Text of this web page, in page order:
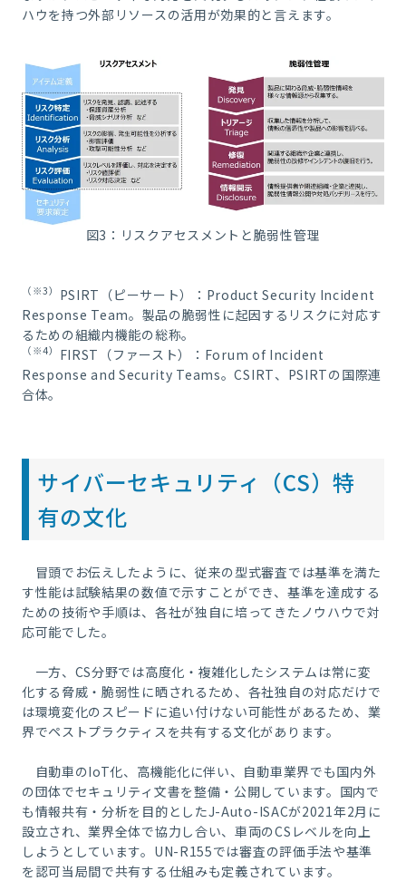
ハウを持つ外部リソースの活用が効果的と言えます。
図3：リスクアセスメントと脆弱性管理
（※3） PSIRT（ピーサート）：Product Security Incident
Response Team。製品の脆弱性に起因するリスクに対応す
るための組織内機能の総称。
（※4） FIRST（ファースト）：Forum of Incident
Response and Security Teams。CSIRT、PSIRTの国際連
合体。
サイバーセキュリティ（CS）特
有の文化
冒頭でお伝えしたように、従来の型式審査では基準を満た
す性能は試験結果の数値で示すことができ、基準を達成する
ための技術や手順は、各社が独自に培ってきたノウハウで対
応可能でした。
一方、CS分野では高度化・複雑化したシステムは常に変
化する脅威・脆弱性に晒されるため、各社独自の対応だけで
は環境変化のスピードに追い付けない可能性があるため、業
界でペストプラクティスを共有する文化があります。
自動車のIoT化、高機能化に伴い、自動車業界でも国内外
の団体でセキュリティ文書を整備・公開しています。国内で
も情報共有・分析を目的としたJ-Auto-ISACが2021年2月に
設立され、業界全体で協力し合い、車両のCSレベルを向上
しようとしています。UN-R155では審査の評価手法や基準
を認可当局間で共有する仕組みも定義されています。